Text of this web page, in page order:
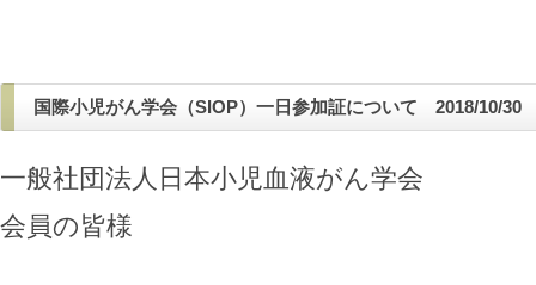
国際小児がん学会（SIOP）一日参加証について 2018/10/30
一般社団法人日本小児血液がん学会
会員の皆様